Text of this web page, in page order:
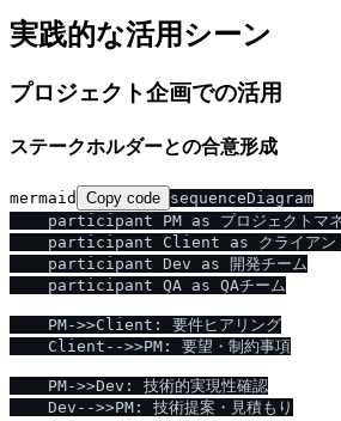
実践的な活用シーン
プロジェクト企画での活用
ステークホルダーとの合意形成
mermaid Copy code sequenceDiagram
participant PM as プロジェクトマネ
participant Client as クライアン
    participant Dev as 開発チーム
    participant QA as QAチーム
    PM->>Client: 要件ヒアリング
    Client-->>PM: 要望・制約事項
    PM->>Dev: 技術的実現性確認
    Dev-->>PM: 技術提案・見積もり